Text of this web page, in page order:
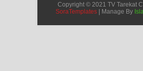
Copyright © 2021 TV Tarekat
SoraTemplates | Manage By